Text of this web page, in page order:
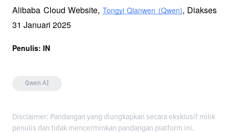
Alibaba Cloud Website, Tongyi Qianwen (Qwen), Diakses
31 Januari 2025
Penulis: IN
Qwen AI
Disclaimer: Pandangan yang diungkapkan secara eksklusif milik
penulis dan tidak mencerminkan pandangan platform ini.